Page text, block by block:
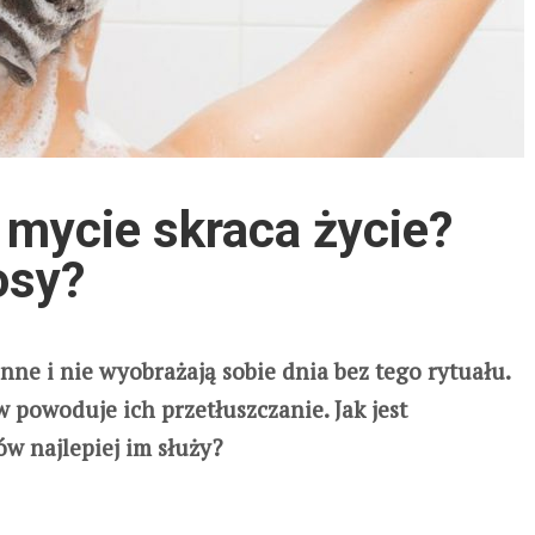
skraca życie?
i nie wyobrażają sobie dnia bez tego rytuału.
powoduje ich przetłuszczanie. Jak jest
najlepiej im służy?